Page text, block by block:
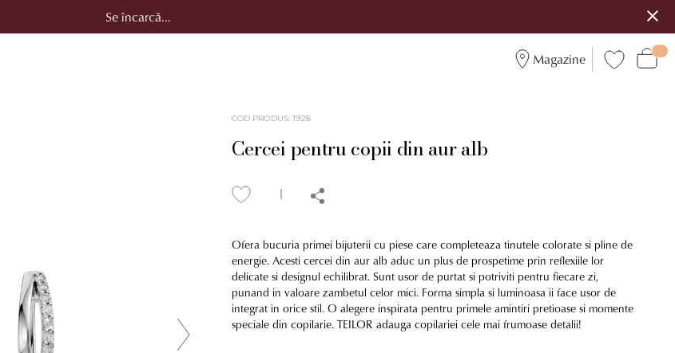
Se încarcă...
Magazine
COD PRODUS:1928
Cercei pentru copii din aur alb
Ofera bucuria primei bijuterii cu piese care completeaza tinutele colorate si pline de
energie. Acesti cercei din aur alb aduc un plus de prospetime prin reflexiile lor
delicate si designul echilibrat. Sunt usor de purtat si potriviti pentru fiecare zi,
punand in valoare zambetul celor mici. Forma simpla si luminoasa ii face usor de
integrat in orice stil. O alegere inspirata pentru primele amintiri pretioase si momente
speciale din copilarie. TEILOR adauga copilariei cele mai frumoase detalii!